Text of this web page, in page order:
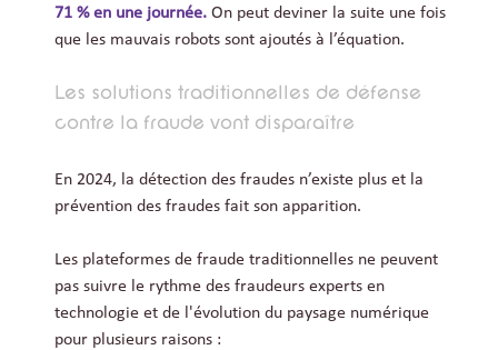
71 % en une journée. On peut deviner la suite une fois
que les mauvais robots sont ajoutés à l’équation.
Les solutions traditionnelles de défense
contre la fraude vont disparaître
En 2024, la détection des fraudes n’existe plus et la
prévention des fraudes fait son apparition.
Les plateformes de fraude traditionnelles ne peuvent
pas suivre le rythme des fraudeurs experts en
technologie et de l'évolution du paysage numérique
pour plusieurs raisons :